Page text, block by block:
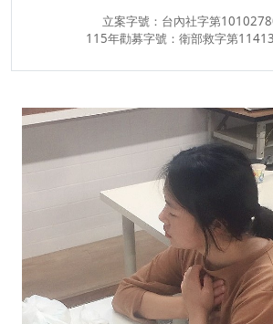
立案字號：台內社字第
115年勸募字號：衛部救字第